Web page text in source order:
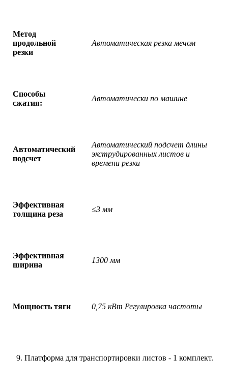
Метод
продольной
резки
Автоматическая резка мечом
Способы
сжатия:
Автоматически по машине
Автоматический
подсчет
Автоматический подсчет длины
экструдированных листов и
времени резки
Эффективная
толщина реза
≤3 мм
Эффективная
ширина
1300 мм
Мощность тяги 0,75 кВт Регулировка частоты
Платформа для транспортировки листов - 1 комплект.